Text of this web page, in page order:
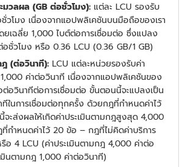
มวลผล (GB ต่อชั่วโมง): แต่ละ LCU รองรับ
วโมง เนื่องจากแอปพลิเคชันบนมือถือของเรา
ยเฉลี่ย 1,000 ไบต์ต่อการเชื่อมต่อ ซึ่งแปลง
อชั่วโมง หรือ 0.36 LCU (0.36 GB/1 GB)
ฎ (ต่อวินาที): LCU แต่ละหน่วยรองรับค่า
ค่าต่อวินาที เนื่องจากแอปพลิเคชันของ
อวินาทีต่อการเชื่อมต่อ ขั้นตอนนี้จะแปลงเป็น
ในการเชื่อมต่อทุกครั้ง ด้วยกฎที่กำหนดค่าไว้
ะส่งผลให้เกิดค่าประเมินตามกฎสูงสุด 4,000
กำหนดค่าไว้ 20 ข้อ – กฎที่ไม่คิดค่าบริการ
อ 4 LCU (ค่าประเมินตามกฎ 4,000 ค่าต่อ
นตามกฎ 1,000 ค่าต่อวินาที)